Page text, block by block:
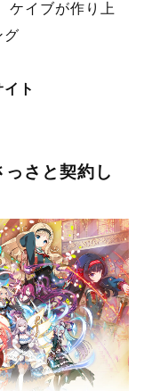
ケイブが作り上
グ
ト
さと契約し